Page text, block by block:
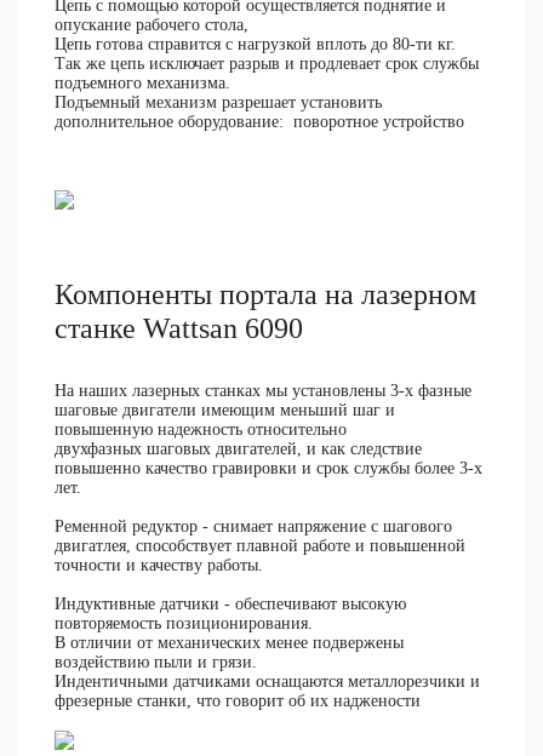
Цепь с помощью которой осуществляется поднятие и
опускание рабочего стола,
Цепь готова справится с нагрузкой вплоть до 80-ти кг.
Так же цепь исключает разрыв и продлевает срок службы
подъемного механизма.
Подъемный механизм разрешает установить
дополнительное оборудование: поворотное устройство
Компоненты портала на лазерном
станке Wattsan 6090
На наших лазерных станках мы установлены 3-х фазные
шаговые двигатели имеющим меньший шаг и
повышенную надежность относительно
двухфазных шаговых двигателей, и как следствие
повышенно качество гравировки и срок службы более 3-х
лет.
Ременной редуктор - снимает напряжение с шагового
двигатлея, способствует плавной работе и повышенной
точности и качеству работы.
Индуктивные датчики - обеспечивают высокую
повторяемость позиционирования.
В отличии от механических менее подвержены
воздействию пыли и грязи.
Индентичными датчиками оснащаются металлорезчики и
фрезерные станки, что говорит об их наджености